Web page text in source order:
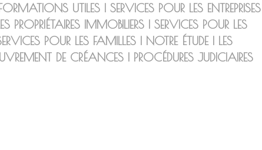
UTILES
SERVICES POUR LES ENTREPRISES
PROPRIÉTAIRES IMMOBILIERS
SERVICES POUR LES
POUR LES FAMILLES NOTRE ÉTUDE
LES
DE CRÉANCES PROCÉDURES JUDICIAIRES